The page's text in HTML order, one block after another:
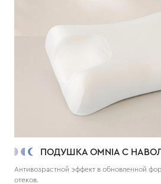
ПОДУШКА OMNIA С
Антивозрастной эффект в обновленной
отеков.